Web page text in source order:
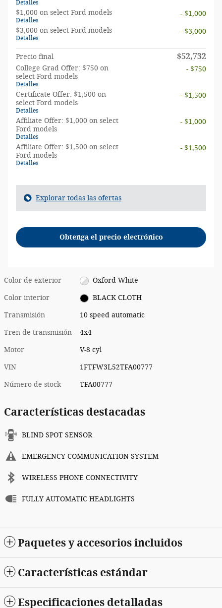
Detalles
$1,000 on select Ford models
Detalles
- $1,000
$3,000 on select Ford models
Detalles
- $3,000
Precio final $52,732
College Grad Offer: $750 on
select Ford models
Detalles
- $750
Certificate Offer: $1,500 on
select Ford models
Detalles
- $1,500
Affiliate Offer: $1,000 on select
Ford models
Detalles
- $1,000
Affiliate Offer: $1,500 on select
Ford models
Detalles
- $1,500
Explorar todas las ofertas
Obtenga el precio electrónico
Color de exterior Oxford White
Color interior BLACK CLOTH
Transmisión 10 speed automatic
Tren de transmisión 4x4
Motor V-8 cyl
VIN 1FTFW3L52TFA00777
Número de stock TFA00777
Características destacadas
BLIND SPOT SENSOR
EMERGENCY COMMUNICATION SYSTEM
WIRELESS PHONE CONNECTIVITY
FULLY AUTOMATIC HEADLIGHTS
Paquetes y accesorios incluidos
Características estándar
Especificaciones detalladas